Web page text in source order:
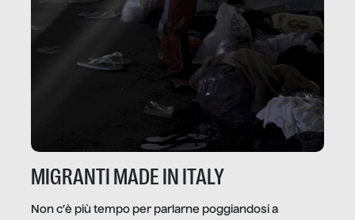
MIGRANTI MADE IN ITALY
Non c’è più tempo per parlarne poggiandosi a